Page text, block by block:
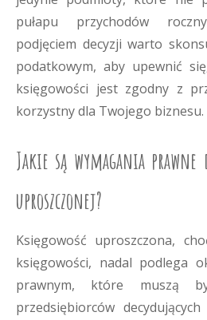
pułapu przychodów
podjęciem decyzji warto
podatkowym, aby upewnić
księgowości jest zgodny z
korzystny dla Twojego biznesu.
Jakie są wymagania prawne
uproszczonej?
Księgowość uproszczona,
księgowości, nadal podlega
prawnym, które muszą
przedsiębiorców